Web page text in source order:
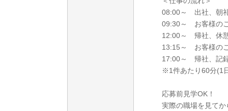
08:00～ 出社、朝
09:30～ お客様の
12:00～ 帰社、
13:15～ お客様の
17:00～ 帰社、記
※1件あたり60分(1
応募前見学OK！
実際の職場を見て